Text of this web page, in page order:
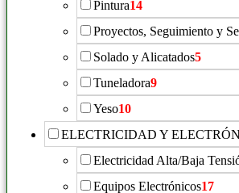
Pintura14
Proyectos, Seguimiento y
Solado y Alicatados5
Tuneladora9
Yeso10
ELECTRICIDAD Y
Electricidad Alta/Baja
Equipos Electrónicos17